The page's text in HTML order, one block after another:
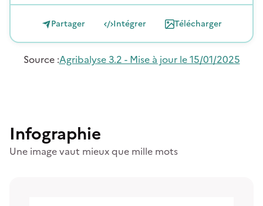
Partager Intégrer Télécharger
Source:Agribalyse 3.2 - Mise à jour le 15/01/2025
Infographie
Une image vaut mieux que mille mots